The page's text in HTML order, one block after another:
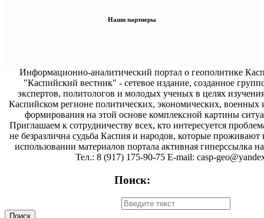
Наши партнеры
Информационно-аналитический портал о геополитике
"Каспийский вестник" - сетевое издание, созданное
экспертов, политологов и молодых ученых в целях
Каспийском регионе политических, экономических, военных
формирования на этой основе комплексной картины
Приглашаем к сотрудничеству всех, кто интересуется
не безразлична судьба Каспия и народов, которые проживают
использовании материалов портала активная гиперссылка на
Тел.: 8 (917) 175-90-75 E-mail: casp-
Поиск: